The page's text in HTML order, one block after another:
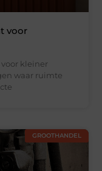
voor
kleiner
waar ruimte
GROOTHANDEL